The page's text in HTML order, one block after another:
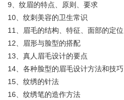
9、纹眉的特点、原则、要求
10、纹刺美容的卫生常识
11、眉毛的结构、特征、面部的定位
12、眉形与脸型的搭配
13、真人眉毛设计的要点
14、各种脸型的眉毛设计方法和技巧
15、纹绣的针法
16、纹绣笔的造作方法